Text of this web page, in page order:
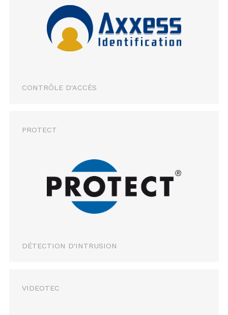
CONTRÔLE D'ACCÈS
PROTECT
DÉTECTION D'INTRUSION
VIDEOTEC